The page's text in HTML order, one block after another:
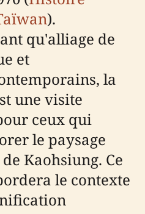
).
qu'alliage de
et
la
une visite
ceux qui
le paysage
Kaohsiung. Ce
le contexte